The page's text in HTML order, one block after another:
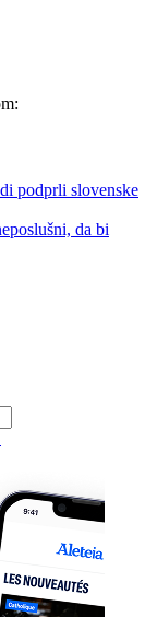
podprli slovenske
da bi